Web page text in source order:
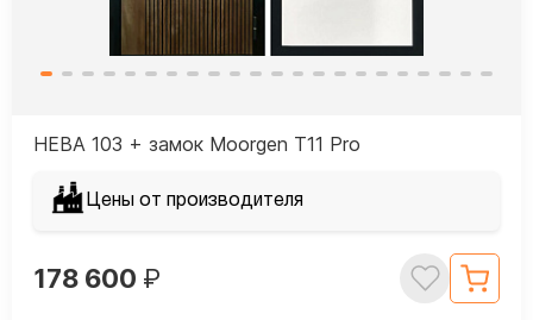
НЕВА 103 + замок Moorgen T11 Рro
Цены от производителя
178 600 ₽